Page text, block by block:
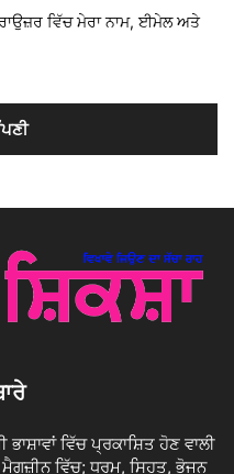
ਵਿੱਚ ਮੇਰਾ ਨਾਮ, ਈਮੇਲ ਅਤੇ
ਵਿੱਚ ਪ੍ਰਕਾਸ਼ਿਤ ਹੋਣ ਵਾਲੀ
ਵਿੱਚ; ਧਰਮ, ਸਿਹਤ, ਭੋਜਨ